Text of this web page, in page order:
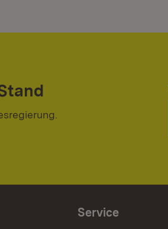
Service